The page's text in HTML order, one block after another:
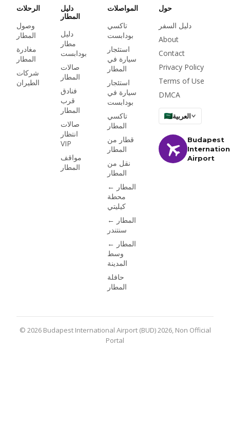
bud:vip — مع أسعار
دخول المشي للعموم
2026 وساعات الفتح
والوصول عبر Priority
Pass.
الرحلات
وصول
المطار
مغادرة
المطار
شركات
الطيران
دليل
المطار
دليل
مطار
بودابست
صالات
المطار
فنادق
قرب
المطار
صالات
انتظار
VIP
مواقف
المطار
المواصلات
تاكسي
بودابست
استئجار
سيارة في
المطار
استئجار
سيارة في
بودابست
تاكسي
المطار
قطار من
المطار
نقل من
المطار
المطار ←
محطة
كيليتي
المطار ←
سنتندر
المطار ←
وسط
المدينة
حافلة
المطار
حول
دليل السفر
About
Contact
Privacy Policy
Terms of Use
DMCA
العربية
Budapest
Airport
© 2026 Budapest International Airport (BUD) 2026, Non Official
Portal